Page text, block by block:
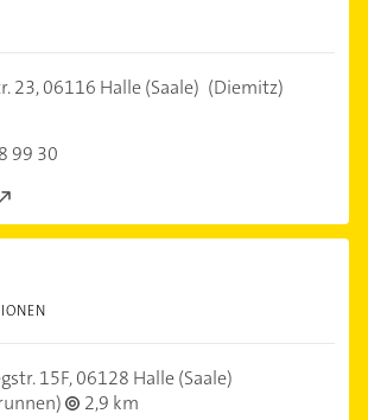
23,06116 Halle (Saale) (Diemitz)
99 30
15F,06128 Halle (Saale)
2,9 km